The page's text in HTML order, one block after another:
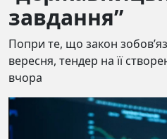
завдання”
Попри те, що закон
вересня, тендер на її
вчора